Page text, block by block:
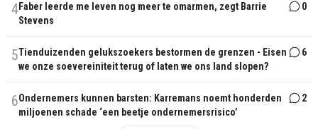
4Faber leerde me leven nog meer te omarmen, zegt Barrie
Stevens
0
5Tienduizenden gelukszoekers bestormen de grenzen - Eisen
we onze soevereiniteit terug of laten we ons land slopen?
6
6Ondernemers kunnen barsten: Karremans noemt honderden
miljoenen schade ‘een beetje ondernemersrisico’
2